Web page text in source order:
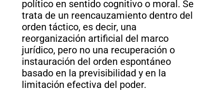
político en sentido cognitivo o moral. Se
trata de un reencauzamiento dentro del
orden táctico, es decir, una
reorganización artificial del marco
jurídico, pero no una recuperación o
instauración del orden espontáneo
basado en la previsibilidad y en la
limitación efectiva del poder.